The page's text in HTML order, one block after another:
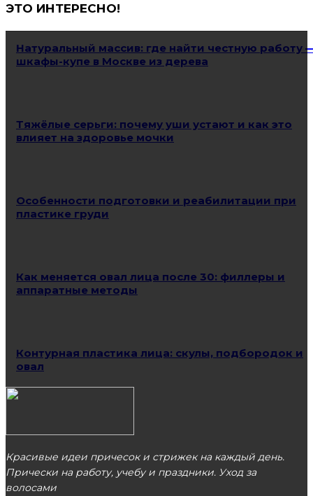
ЭТО ИНТЕРЕСНО!
Натуральный массив: где найти честную работу
шкафы-купе в Москве из дерева
Тяжёлые серьги: почему уши устают и как это
влияет на здоровье мочки
Особенности подготовки и реабилитации при
пластике груди
Как меняется овал лица после 30: филлеры и
аппаратные методы
Контурная пластика лица: скулы, подбородок и
овал
Красивые идеи причесок и стрижек на каждый день.
Прически на работу, учебу и праздники. Уход за
волосами